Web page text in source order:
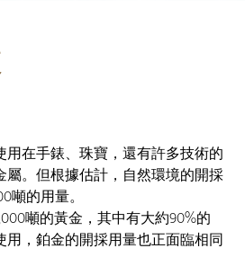
在手錶、珠寶，還有許多技術的
。但根據估計，自然環境的開採
噸的用量。
噸的黃金，其中有大約90%的
，鉑金的開採用量也正面臨相同